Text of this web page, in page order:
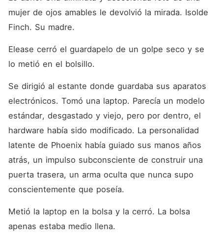
mujer de ojos amables le devolvió la mirada. Isolde
Finch. Su madre.
Elease cerró el guardapelo de un golpe seco y se
lo metió en el bolsillo.
Se dirigió al estante donde guardaba sus aparatos
electrónicos. Tomó una laptop. Parecía un modelo
estándar, desgastado y viejo, pero por dentro, el
hardware había sido modificado. La personalidad
latente de Phoenix había guiado sus manos años
atrás, un impulso subconsciente de construir una
puerta trasera, un arma oculta que nunca supo
conscientemente que poseía.
Metió la laptop en la bolsa y la cerró. La bolsa
apenas estaba medio llena.